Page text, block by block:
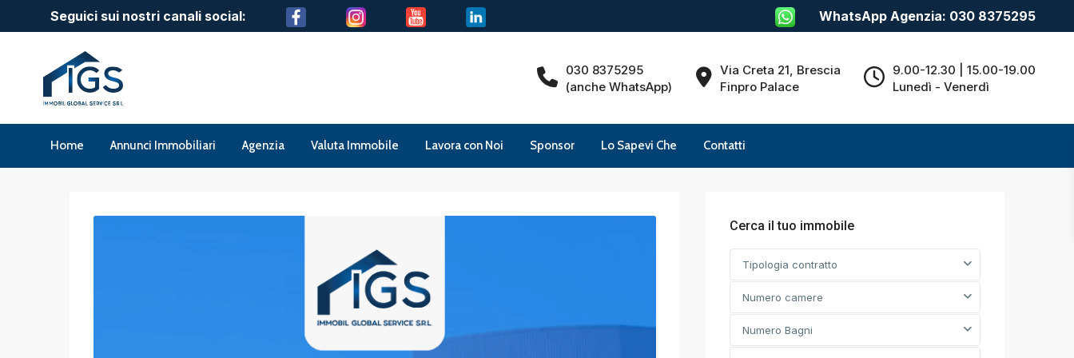
Seguici sui nostri canali social: WhatsApp Agenzia: 030 8375295
030 8375295
(anche WhatsApp)
Via Creta 21, Brescia
Finpro Palace
9.00-12.30 | 15.00-19.00
Lunedì - Venerdì
Home Annunci Immobiliari Agenzia Valuta Immobile Lavora con Noi Sponsor Lo Sapevi Che Contatti
Cerca il tuo immobile
Tipologia contratto
Numero camere
Numero Bagni